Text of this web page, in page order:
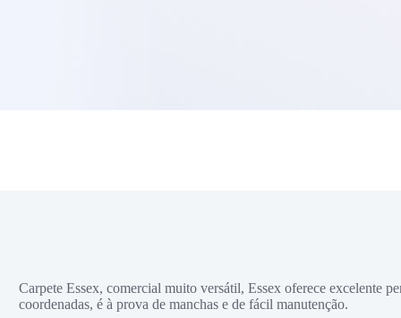
Carpete Essex, comercial muito versátil, Essex oferece excelente
coordenadas, é à prova de manchas e de fácil manutenção.